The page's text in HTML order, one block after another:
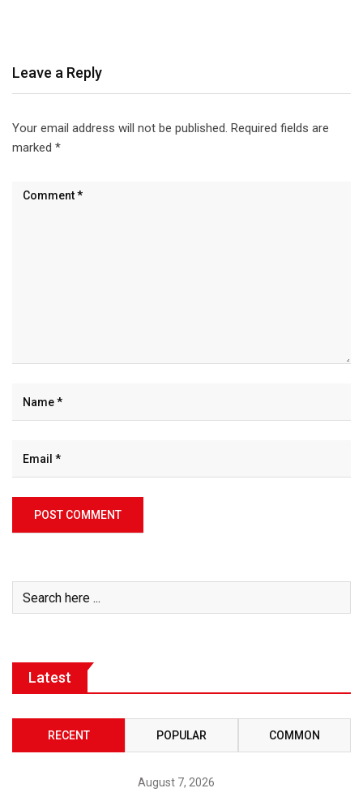
Leave a Reply
Your email address will not be published. Required fields are
marked *
Latest
RECENT POPULAR COMMON
August 7, 2026